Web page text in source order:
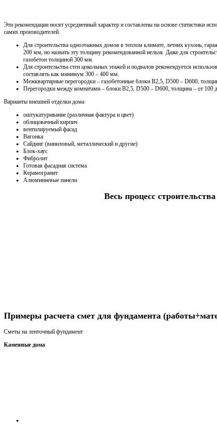
Эти рекомендации носят усредненный характер и составлены на основе статистики
самих производителей.
Для строительства одноэтажных домов в теплом климате, летних кухонь,
200 мм, но назвать эту толщину рекомендованной нельзя. Даже для
газобетон толщиной 300 мм.
Для строительства стен цокольных этажей и подвалов рекомендуется
составлять как минимум 300 – 400 мм.
Межквартирные перегородки – газобетонные блоки В2,5, D500 – D600,
Перегородки между комнатами – блоки В2,5, D500 – D600, толщина – от 100
Варианты внешней отделки дома
оштукатуривание (различная фактура и цвет)
облицовачный кирпич
вентилируемый фасад
Вагонка
Сайдинг (виниловый, металлический и другие)
Блок-хаус
Фибролит
Готовая фасадная система
Керамогранит
Алюминиевые панели
Весь процесс
Примеры расчета смет для фундамента
Сметы на ленточный фундамент
Каменные дома